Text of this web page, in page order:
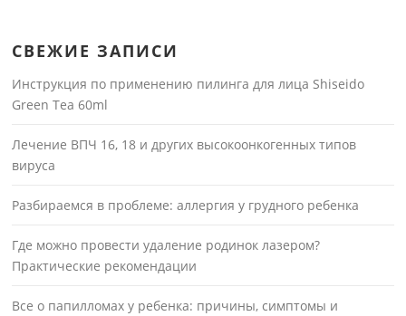
СВЕЖИЕ ЗАПИСИ
Инструкция по применению пилинга для лица Shiseido
Green Tea 60ml
Лечение ВПЧ 16, 18 и других высокоонкогенных типов
вируса
Разбираемся в проблеме: аллергия у грудного ребенка
Где можно провести удаление родинок лазером?
Практические рекомендации
Все о папилломах у ребенка: причины, симптомы и